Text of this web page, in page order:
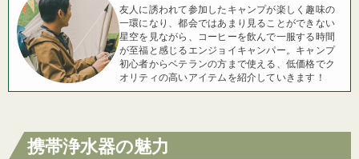
友人に誘われて参加したキャンプが楽しく趣味の
一環になり、都会ではあまり見ることができない
星空を見ながら、コーヒーを飲んで一服する時間
が至福と感じるエンジョイキャンパー。キャンプ
初心者からベテランの方まで使える、低価格でク
オリティの高いアイテムを紹介していきます！
携帯浄水器の魅力